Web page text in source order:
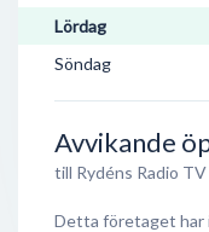
Lördag
Söndag
Avvikande
till Rydéns Radio
Detta företaget har